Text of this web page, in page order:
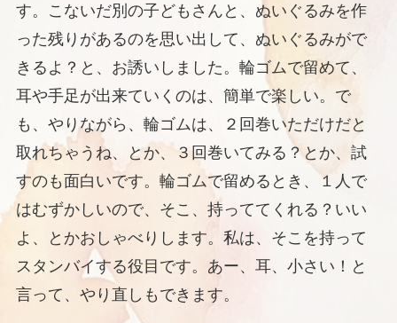
す。こないだ別の子どもさんと、ぬいぐるみを作
った残りがあるのを思い出して、ぬいぐるみがで
きるよ？と、お誘いしました。輪ゴムで留めて、
耳や手足が出来ていくのは、簡単で楽しい。で
も、やりながら、輪ゴムは、２回巻いただけだと
取れちゃうね、とか、３回巻いてみる？とか、試
すのも面白いです。輪ゴムで留めるとき、１人で
はむずかしいので、そこ、持っててくれる？いい
よ、とかおしゃべりします。私は、そこを持って
スタンバイする役目です。あー、耳、小さい！と
言って、やり直しもできます。